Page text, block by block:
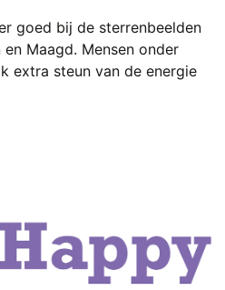
goed bij de sterrenbeelden
Maagd. Mensen onder
extra steun van de energie